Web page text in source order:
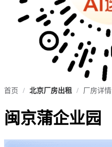
首页 / 北京厂房出租 / 厂房详情
闽京蒲企业园